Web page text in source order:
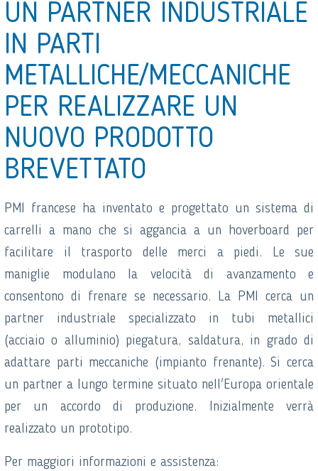
UN PARTNER INDUSTRIALE
IN PARTI
METALLICHE/MECCANICHE
PER REALIZZARE UN
NUOVO PRODOTTO
BREVETTATO
PMI francese ha inventato e progettato un sistema di
carrelli a mano che si aggancia a un hoverboard per
facilitare il trasporto delle merci a piedi. Le sue
maniglie modulano la velocità di avanzamento e
consentono di frenare se necessario. La PMI cerca un
partner industriale specializzato in tubi metallici
(acciaio o alluminio) piegatura, saldatura, in grado di
adattare parti meccaniche (impianto frenante). Si cerca
un partner a lungo termine situato nell'Europa orientale
per un accordo di produzione. Inizialmente verrà
realizzato un prototipo.
Per maggiori informazioni e assistenza: